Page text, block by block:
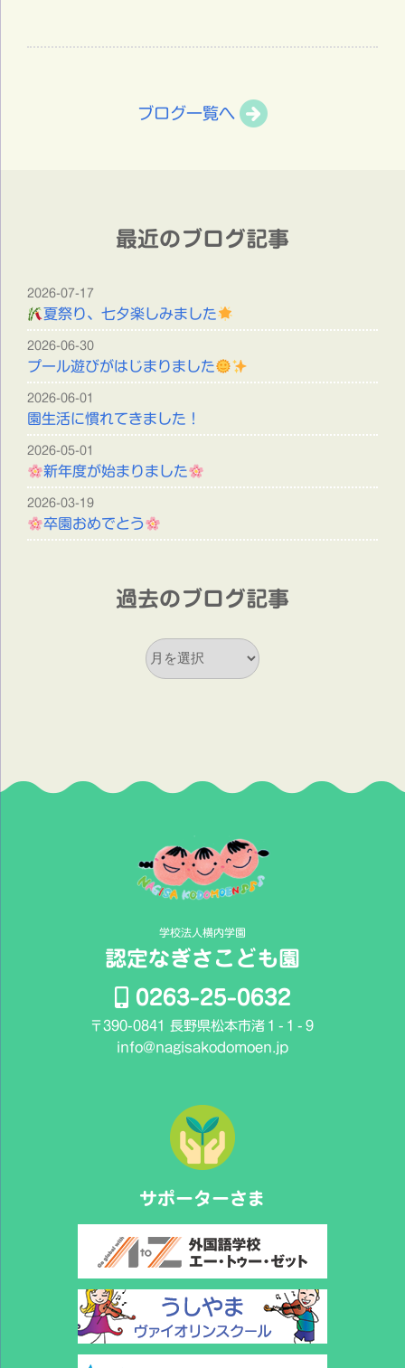
ブログ一覧へ
最近のブログ記事
夏祭り、七夕楽しみました
2026-07-17
プール遊びがはじまりました
2026-06-30
園生活に慣れてきました！
2026-06-01
新年度が始まりました
2026-05-01
卒園おめでとう
2026-03-19
過去のブログ記事
記
学校法人横内学園
認定なぎさこども園
0263-25-0632
〒390-0841 長野県松本市渚１-１-９
info@nagisakodomoen.jp
サポーターさま